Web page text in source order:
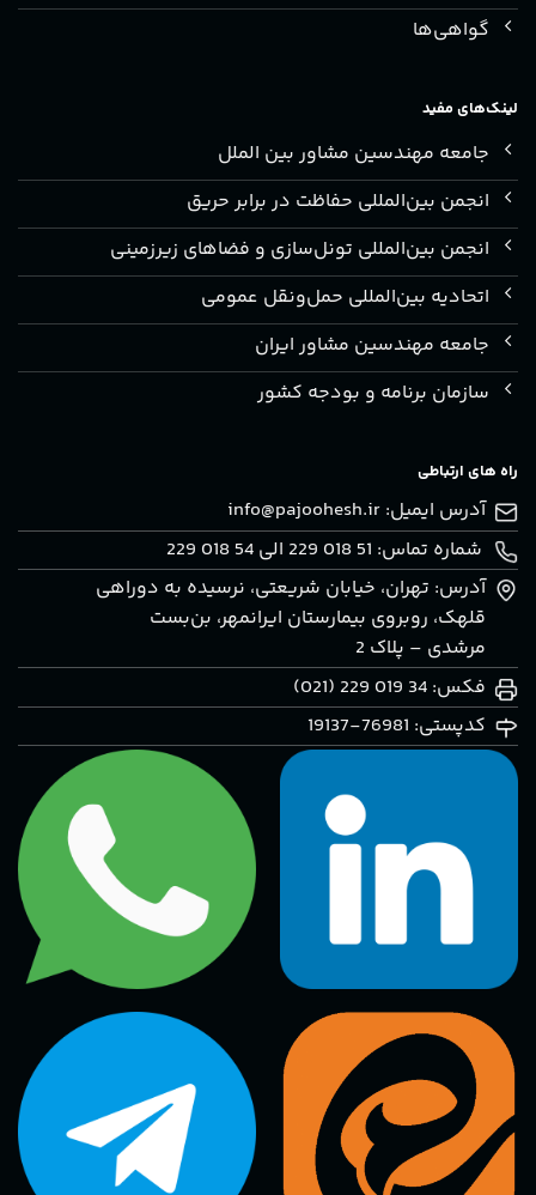
گواهی‌ها
لینک‌های مفید
جامعه مهندسین مشاور بین الملل
انجمن بین‌المللی حفاظت در برابر حریق
انجمن بین‌المللی تونل‌سازی و فضاهای زیرزمینی
اتحادیه بین‌المللی حمل‌ونقل عمومی
جامعه مهندسین مشاور ایران
سازمان برنامه و بودجه کشور
راه های ارتباطی
آدرس ایمیل: info@pajoohesh.ir
شماره تماس: 51 018 229 الی 54 018 229
آدرس: تهران، خيابان شريعتی، نرسيده به دوراهی
قلهک، روبروی بيمارستان ايرانمهر، بن‌بست
مرشدی – پلاک 2
فکس: 34 019 229 (021)
کدپستی: 76981-19137